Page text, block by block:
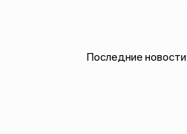
Последние новости